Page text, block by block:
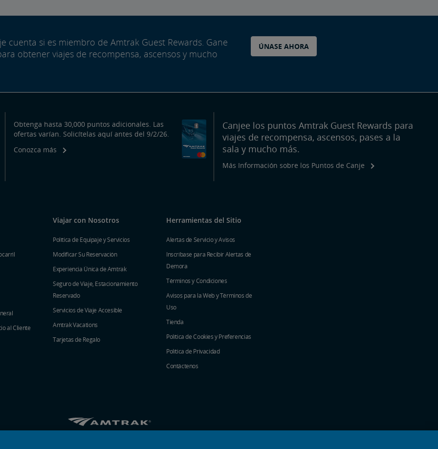
cuenta si es miembro de Amtrak Guest Rewards. Gane
obtener viajes de recompensa, ascensos y mucho
ÚNASE AHORA
Obtenga hasta 30,000 puntos adicionales. Las
ofertas varían. Solicítelas aquí antes del 9/2/26.
Conozca más
Canjee los puntos Amtrak Guest Rewards para
viajes de recompensa, ascensos, pases a la
sala y mucho más.
Más Información sobre los Puntos de Canje
al Cliente
Viajar con Nosotros
Política de Equipaje y Servicios
Modificar Su Reservación
Experiencia Única de Amtrak
Seguro de Viaje, Estacionamiento
Reservado
Servicios de Viaje Accesible
Amtrak Vacations
Tarjetas de Regalo
Herramientas del Sitio
Alertas de Servicio y Avisos
Inscríbase para Recibir Alertas de
Demora
Términos y Condiciones
Avisos para la Web y Términos de
Uso
Tienda
Política de Cookies y Preferencias
Política de Privacidad
Contáctenos